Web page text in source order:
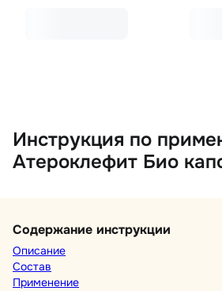
Инструкция по
Атероклефит Био
Содержание инструкции
Описание
Состав
Применение